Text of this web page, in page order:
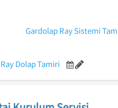
Gardolap Ray Sistemi
Ray Dolap Tamiri